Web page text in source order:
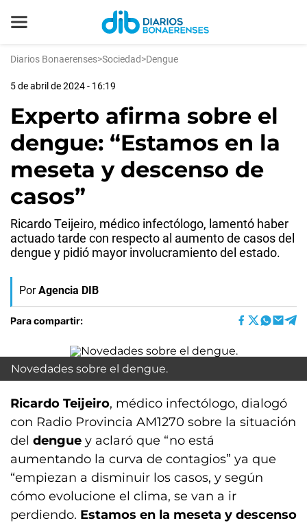
Diarios Bonaerenses>Sociedad>Dengue
5 de abril de 2024 - 16:19
Experto afirma sobre el
dengue: “Estamos en la
meseta y descenso de
casos”
Ricardo Teijeiro, médico infectólogo, lamentó haber
actuado tarde con respecto al aumento de casos del
dengue y pidió mayor involucramiento del estado.
Por Agencia DIB
Para compartir:
Novedades sobre el dengue.
Ricardo Teijeiro, médico infectólogo, dialogó
con Radio Provincia AM1270 sobre la situación
del dengue y aclaró que “no está
aumentando la curva de contagios” ya que
“empiezan a disminuir los casos, y según
cómo evolucione el clima, se van a ir
perdiendo. Estamos en la meseta y descenso